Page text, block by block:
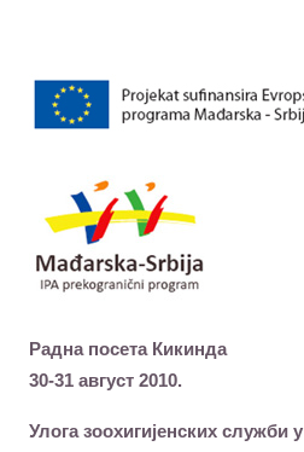
Радна посета Кикинда
30-31 август 2010.
Улога зоохигијенских служби